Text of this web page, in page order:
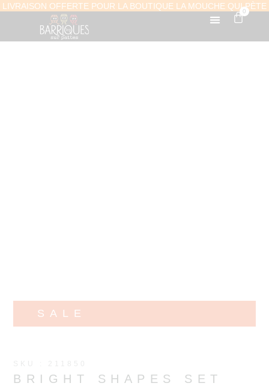
LIVRAISON OFFERTE POUR LA BOUTIQUE LA MOUCHE QUI PÈTE
0
BRIGHT SHAPES SET
SALE